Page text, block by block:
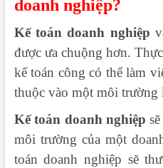
doanh nghiệp?
Kế toán doanh nghiệp
được ưa chuộng hơn.
kế toán công có thể làm
thuộc vào một môi trường
Kế toán doanh nghiệp
môi trường của một
toán doanh nghiệp sẽ